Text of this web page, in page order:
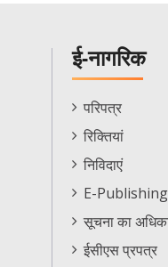
ई-नागरिक
E-
Citizen
Menu
परिपत्र
रिक्तियां
निविदाएं
E-Publishing
सूचना का
ईसीएस प्रपत्र